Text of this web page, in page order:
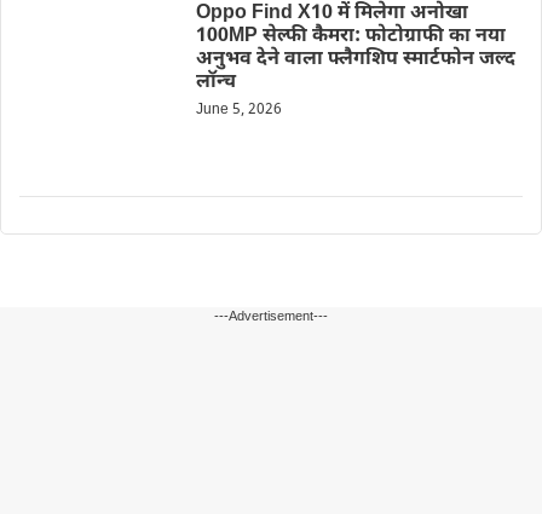
Oppo Find X10 में मिलेगा अनोखा
100MP सेल्फी कैमरा: फोटोग्राफी का नया
अनुभव देने वाला फ्लैगशिप स्मार्टफोन जल्द
लॉन्च
June 5, 2026
---Advertisement---